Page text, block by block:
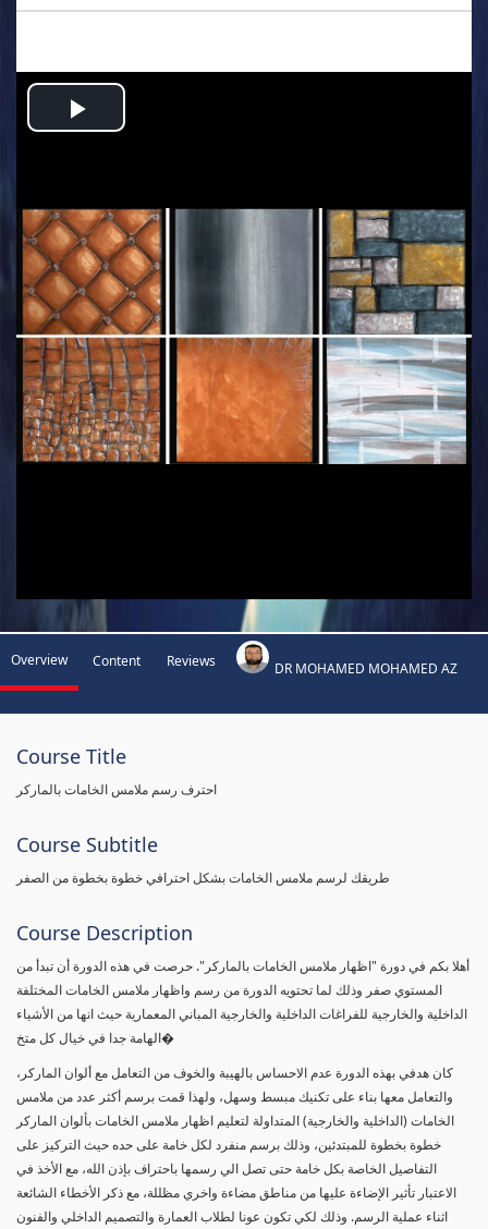
Play
Overview Content Reviews DR MOHAMED MOHAMED AZ
Course Title
احترف رسم ملامس الخامات بالماركر
Course Subtitle
طريقك لرسم ملامس الخامات بشكل احترافي خطوة بخطوة من الصفر
Course Description
أهلا بكم في دورة "اظهار ملامس الخامات بالماركر". حرصت في هذه الدورة أن تبدأ من
المستوي صفر وذلك لما تحتويه الدورة من رسم واظهار ملامس الخامات المختلفة
الداخلية والخارجية للفراغات الداخلية والخارجية المباني المعمارية حيث انها من الأشياء
الهامة جدا في خيال كل متخ�
كان هدفي بهذه الدورة عدم الاحساس بالهيبة والخوف من التعامل مع ألوان الماركر،
والتعامل معها بناء على تكنيك مبسط وسهل، ولهذا قمت برسم أكثر عدد من ملامس
الخامات (الداخلية والخارجية) المتداولة لتعليم اظهار ملامس الخامات بألوان الماركر
خطوة بخطوة للمبتدئين، وذلك برسم منفرد لكل خامة على حده حيث التركيز على
التفاصيل الخاصة بكل خامة حتى تصل الي رسمها باحتراف بإذن الله، مع الأخذ في
الاعتبار تأثير الإضاءة عليها من مناطق مضاءة واخري مظللة، مع ذكر الأخطاء الشائعة
اثناء عملية الرسم. وذلك لكي تكون عونا لطلاب العمارة والتصميم الداخلي والفنون